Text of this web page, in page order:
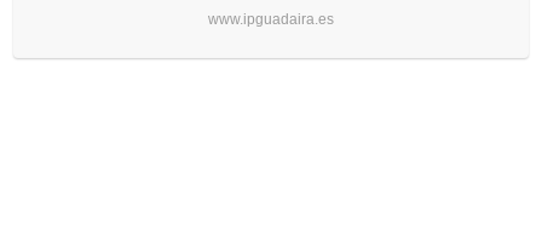
www.ipguadaira.es